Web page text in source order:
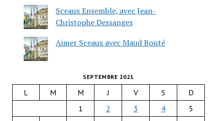
Sceaux Ensemble, avec Jean-
Christophe Dessanges
Aimer Sceaux avec Maud Bonté
SEPTEMBRE 2021
L M M J V S
D
1
2 3 4
5